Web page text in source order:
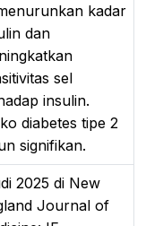
kadar
dan
sel
insulin.
diabetes tipe 2
signifikan.
2025 di New
Journal of